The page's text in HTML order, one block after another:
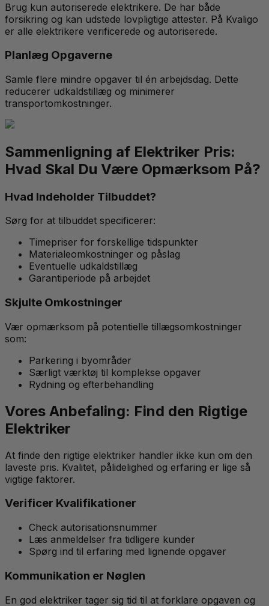
Brug kun autoriserede elektrikere. De har både
forsikring og kan udstede lovpligtige attester. På Kvaligo
er alle elektrikere verificerede og autoriserede.
Planlæg Opgaverne
Samle flere mindre opgaver til én arbejdsdag. Dette
reducerer udkaldstillæg og minimerer
transportomkostninger.
Sammenligning af Elektriker Pris:
Hvad Skal Du Være Opmærksom På?
Hvad Indeholder Tilbuddet?
Sørg for at tilbuddet specificerer:
Timepriser for forskellige tidspunkter
Materialeomkostninger og påslag
Eventuelle udkaldstillæg
Garantiperiode på arbejdet
Skjulte Omkostninger
Vær opmærksom på potentielle tillægsomkostninger
som:
Parkering i byområder
Særligt værktøj til komplekse opgaver
Rydning og efterbehandling
Vores Anbefaling: Find den Rigtige
Elektriker
At finde den rigtige elektriker handler ikke kun om den
laveste pris. Kvalitet, pålidelighed og erfaring er lige så
vigtige faktorer.
Verificer Kvalifikationer
Check autorisationsnummer
Læs anmeldelser fra tidligere kunder
Spørg ind til erfaring med lignende opgaver
Kommunikation er Nøglen
En god elektriker tager sig tid til at forklare opgaven og